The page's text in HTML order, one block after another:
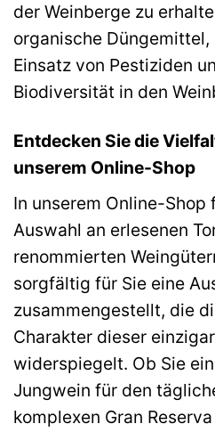
der Weinberge zu
organische Düngemittel,
Einsatz von Pestiziden
Biodiversität in den
Entdecken Sie die
unserem Online-Shop
In unserem Online-Shop
Auswahl an erlesenen
renommierten
sorgfältig für Sie eine
zusammengestellt, die
Charakter dieser
widerspiegelt. Ob Sie
Jungwein für den
komplexen Gran